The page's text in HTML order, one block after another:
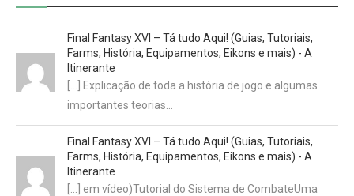
Final Fantasy XVI – Tá tudo Aqui! (Guias, Tutoriais,
Farms, História, Equipamentos, Eikons e mais) - A
Itinerante
[…] Explicação de toda a história de jogo e algumas
importantes teorias…
Final Fantasy XVI – Tá tudo Aqui! (Guias, Tutoriais,
Farms, História, Equipamentos, Eikons e mais) - A
Itinerante
[…] em vídeo)Tutorial do Sistema de CombateUma